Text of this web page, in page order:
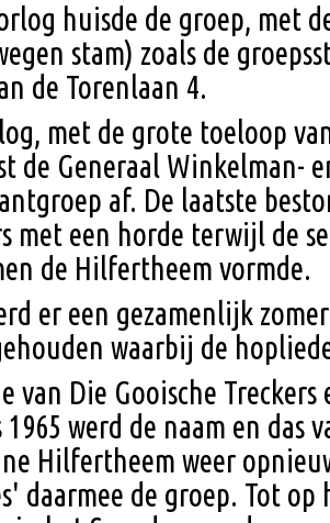
huisde de groep, met
stam) zoals de
de Torenlaan 4.
met de grote toeloop
de Generaal Winkelman-
af. De laatste
met een horde terwijl de
de Hilfertheem vormde.
er een gezamenlijk
waarbij de
van Die Gooische
1965 werd de naam en das
Hilfertheem weer
daarmee de groep. Tot